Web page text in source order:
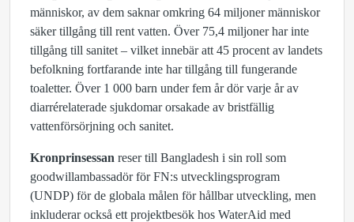
människor, av dem saknar omkring 64 miljoner människor
säker tillgång till rent vatten. Över 75,4 miljoner har inte
tillgång till sanitet – vilket innebär att 45 procent av landets
befolkning fortfarande inte har tillgång till fungerande
toaletter. Över 1 000 barn under fem år dör varje år av
diarrérelaterade sjukdomar orsakade av bristfällig
vattenförsörjning och sanitet.
Kronprinsessan reser till Bangladesh i sin roll som
goodwillambassadör för FN:s utvecklingsprogram
(UNDP) för de globala målen för hållbar utveckling, men
inkluderar också ett projektbesök hos WaterAid med